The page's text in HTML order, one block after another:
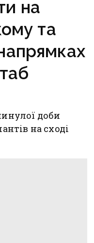
на
та
доби
на сході